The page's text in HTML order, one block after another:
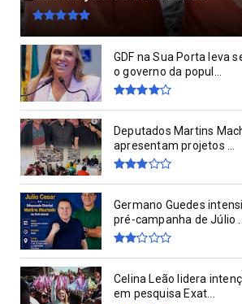
GDF na Sua Porta leva
o governo da popul...
Deputados Martins
apresentam projetos ...
Germano Guedes
pré-campanha de Júlio ...
Celina Leão lidera
em pesquisa Exat...